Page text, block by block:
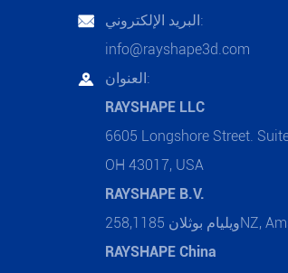

البريد الإلكتروني:
info@rayshape3d.com

العنوان:
RAYSHAPE LLC
6605 Longshore Street.
OH 43017, USA
RAYSHAPE B.V.
RAYSHAPE China